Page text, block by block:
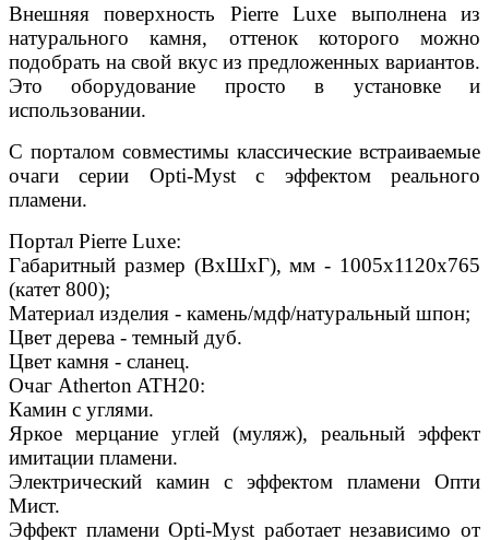
Внешняя поверхность Pierre Luxe выполнена из
натурального камня, оттенок которого можно
подобрать на свой вкус из предложенных вариантов.
Это оборудование просто в установке и
использовании.
С порталом совместимы классические встраиваемые
очаги серии Opti-Myst с эффектом реального
пламени.
Портал Pierre Luxe:
Габаритный размер (ВхШхГ), мм - 1005х1120х765
(катет 800);
Материал изделия - камень/мдф/натуральный шпон;
Цвет дерева - темный дуб.
Цвет камня - сланец.
Очаг Atherton ATH20:
Камин с углями.
Яркое мерцание углей (муляж), реальный эффект
имитации пламени.
Электрический камин с эффектом пламени Опти
Мист.
Эффект пламени Opti-Myst работает независимо от